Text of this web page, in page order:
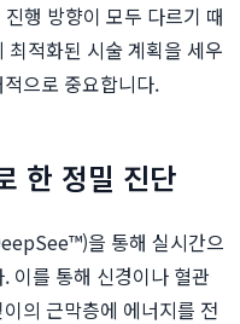
행 방향이 모두 다르기 때
적화된 시술 계획을 세우
으로 중요합니다.
한 정밀 진단
을 통해 실시간으
이를 통해 신경이나 혈관
의 근막층에 에너지를 전